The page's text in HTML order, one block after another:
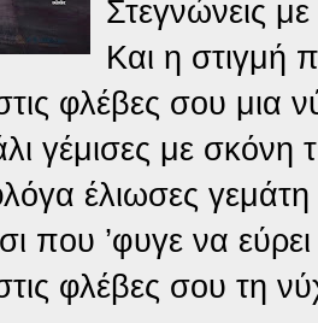
Στεγνώνεις
Και η στιγμή
φλέβες σου μια
γέμισες με σκόνη
έλιωσες
που ’φυγε να
φλέβες σου τη